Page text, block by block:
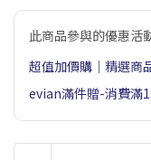
此商品參與的優惠活
超值加價購｜精選商
evian滿件贈-消費滿